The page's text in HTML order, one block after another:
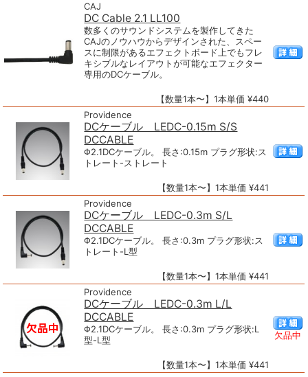
CAJ
DC Cable 2.1 LL100
数多くのサウンドシステムを製作してきた
CAJのノウハウからデザインされた、スペー
スに制限があるエフェクトボード上でもフレ
キシブルなレイアウトが可能なエフェクター
専用のDCケーブル。
【数量1本〜】1本単価 ¥440
Providence
DCケーブル LEDC-0.15m S/S
DCCABLE
Φ2.1DCケーブル。 長さ:0.15m プラグ形状:ス
トレート-ストレート
【数量1本〜】1本単価 ¥441
Providence
DCケーブル LEDC-0.3m S/L
DCCABLE
Φ2.1DCケーブル。 長さ:0.3m プラグ形状:ス
トレート-L型
【数量1本〜】1本単価 ¥441
Providence
DCケーブル LEDC-0.3m L/L
DCCABLE
Φ2.1DCケーブル。 長さ:0.3m プラグ形状:L
型-L型
【数量1本〜】1本単価 ¥441
欠品中